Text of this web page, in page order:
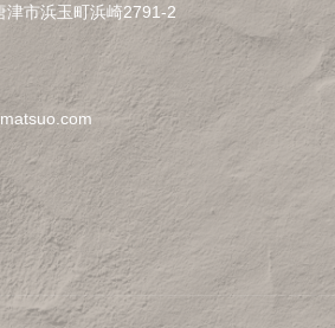
津市浜玉町浜崎2791-2